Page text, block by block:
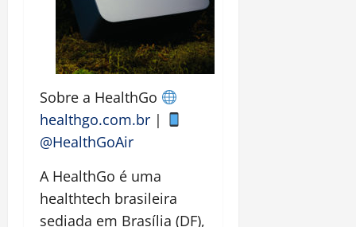
Sobre a HealthGo
healthgo.com.br |
@HealthGoAir
A HealthGo é uma
healthtech brasileira
sediada em Brasília (DF),